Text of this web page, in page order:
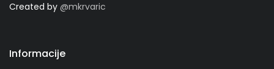
Created by @mkrvaric
Informacije